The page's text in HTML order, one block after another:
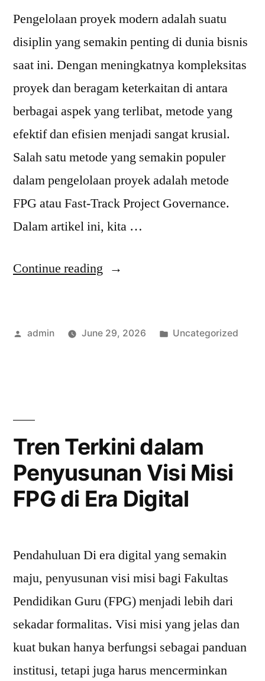
Pengelolaan proyek modern adalah suatu
disiplin yang semakin penting di dunia bisnis
saat ini. Dengan meningkatnya kompleksitas
proyek dan beragam keterkaitan di antara
berbagai aspek yang terlibat, metode yang
efektif dan efisien menjadi sangat krusial.
Salah satu metode yang semakin populer
dalam pengelolaan proyek adalah metode
FPG atau Fast-Track Project Governance.
Dalam artikel ini, kita …
Continue reading “Kegiatan
Kunci
Modern”
Posted
admin June 29, 2026
Posted
Uncategorized
Tren Terkini dalam
Penyusunan Visi Misi
FPG di Era Digital
Pendahuluan Di era digital yang semakin
maju, penyusunan visi misi bagi Fakultas
Pendidikan Guru (FPG) menjadi lebih dari
sekadar formalitas. Visi misi yang jelas dan
kuat bukan hanya berfungsi sebagai panduan
institusi, tetapi juga harus mencerminkan